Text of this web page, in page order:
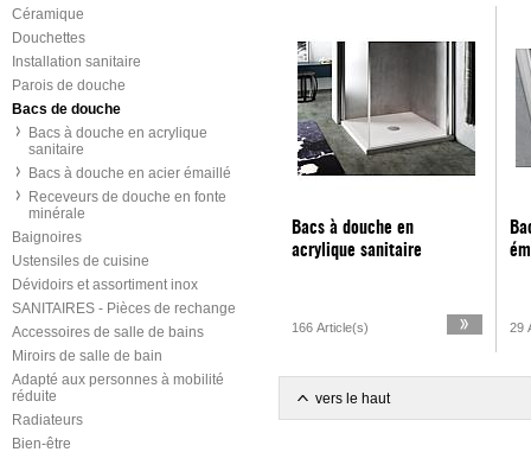
Céramique
Douchettes
Installation sanitaire
Parois de douche
Bacs de douche
Bacs à douche en acrylique
sanitaire
Bacs à douche en acier émaillé
Receveurs de douche en fonte
minérale
Baignoires
Ustensiles de cuisine
Dévidoirs et assortiment inox
SANITAIRES - Pièces de rechange
Accessoires de salle de bains
Miroirs de salle de bain
Adapté aux personnes à mobilité
réduite
Radiateurs
Bien-être
Bacs à douche en
acrylique sanitaire
166 Article(s) 29
vers le haut